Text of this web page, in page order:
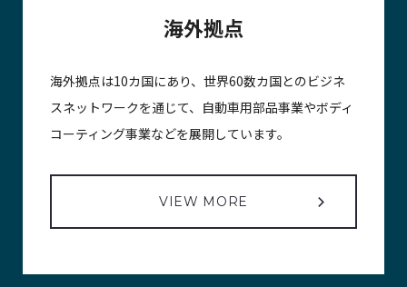
海外拠点
海外拠点は10カ国にあり、世界60数カ国とのビジネ
スネットワークを通じて、自動車用部品事業やボディ
コーティング事業などを展開しています。
VIEW MORE